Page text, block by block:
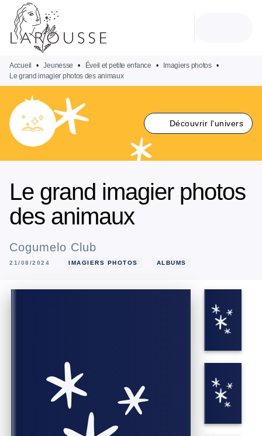
MENU
PIED DE PAGE
Accueil • Jeunesse • Éveil et petite enfance • Imagiers photos •
Le grand imagier photos des animaux
Découvrir l'univers
Le grand imagier photos
des animaux
Cogumelo Club
21/08/2024 IMAGIERS PHOTOS ALBUMS